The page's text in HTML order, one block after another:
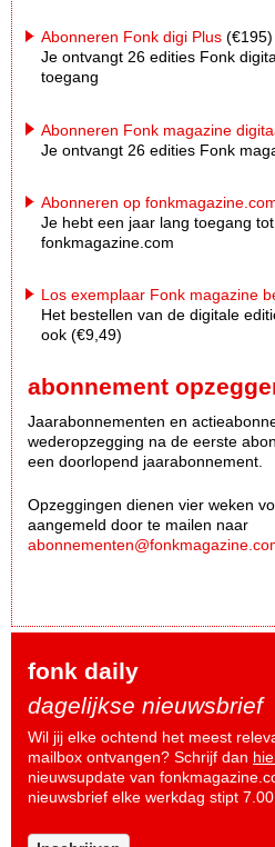
Abonneren Fonk digi Plus (€195)
Je ontvangt 26 edities Fonk
toegang
Abonneren Fonk magazine
Je ontvangt 26 edities Fonk
Abonneren op
Je hebt een jaar lang toegang
fonkmagazine.com
Los exemplaar Fonk magazine
Het bestellen van de digitale
ook (€9,49)
abonnement
Jaarabonnementen en
wederopzegging na de eerste
een doorlopend jaarabonnement.
Opzeggingen dienen vier weken
aangemeld door te mailen naar
fonk daily
dagelijkse nieuwsbrief
Wil jij elke ochtend het meest
mailbox ontvangen? Schrijf dan
nieuwsupdate van
nieuwsbrief elke werkdag stipt